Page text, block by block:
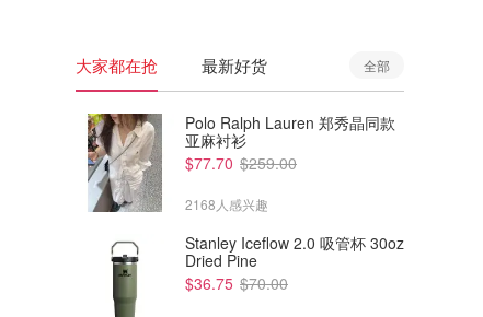
大家都在抢 最新好货 全部
Polo Ralph Lauren 郑秀晶同款
亚麻衬衫
$77.70 $259.00
2168人感兴趣
Stanley Iceflow 2.0 吸管杯 30oz
Dried Pine
$36.75 $70.00